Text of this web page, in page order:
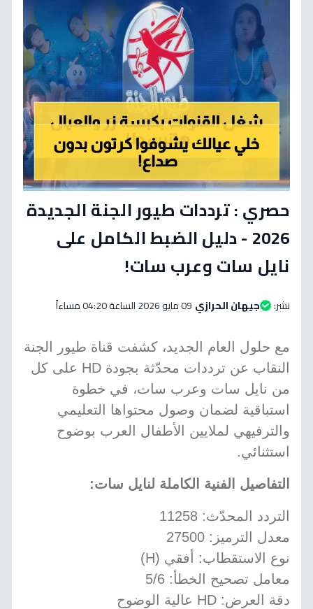
حصري : ترددات طيور الجنة الجديدة
2026 - دليل الضبط الكامل على
نايل سات وعرب سات!
نشر: جيهان الحرازي 09 مايو 2026 الساعة 04:20 مساءاً
مع حلول العام الجديد، كشفت قناة طيور الجنة
النقاب عن ترددات محدّثة بجودة HD على كل
من نايل سات وعرب سات، في خطوة
استباقية لضمان وصول محتواها التعليمي
والترفيهي لملايين الأطفال العرب بوضوح
استثنائي.
التفاصيل الفنية الكاملة لنايل سات:
التردد المحدّث: 11258
معدل الترميز: 27500
نوع الاستقطاب: أفقي (H)
معامل تصحيح الخطأ: 5/6
دقة العرض: HD عالية الوضوح